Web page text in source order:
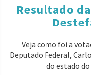
Resultado
Veja como foi a
Deputado Federal,
do estado do